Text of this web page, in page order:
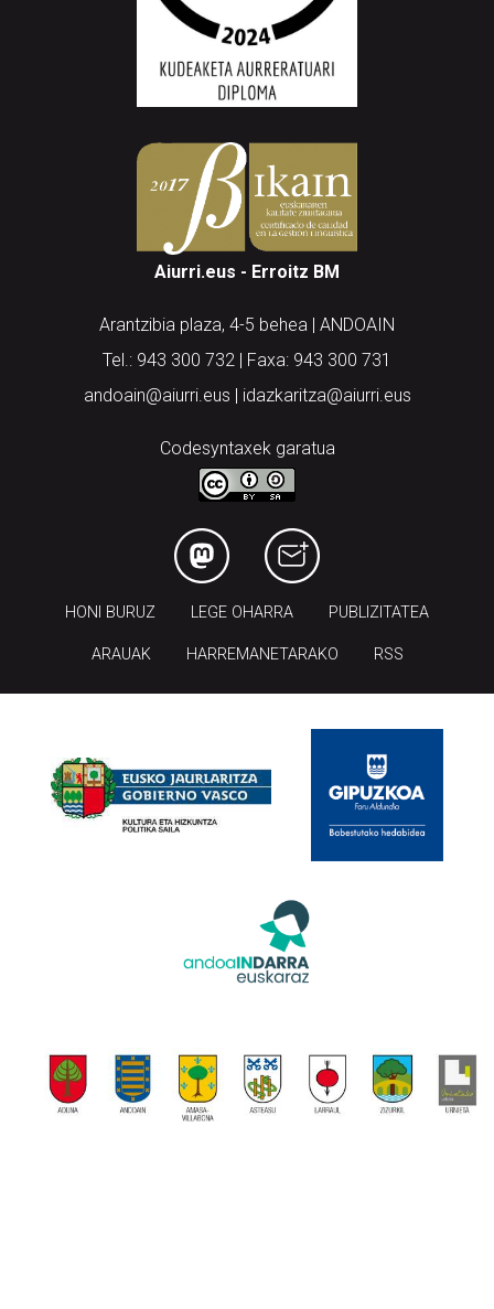
Aiurri.eus - Erroitz BM
Arantzibia plaza, 4-5 behea | ANDOAIN
Tel.: 943 300 732 | Faxa: 943 300 731
andoain@aiurri.eus | idazkaritza@aiurri.eus
Codesyntaxek garatua
HONI BURUZ LEGE OHARRA PUBLIZITATEA
ARAUAK HARREMANETARAKO RSS